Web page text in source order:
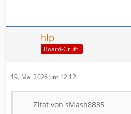
hlp
Board-Grufti
19. Mai 2026 um 12:12
Zitat von sMash8835